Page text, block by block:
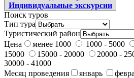
Поиск туров
Тип тура
Туристический район
Цена
менее 1000 1000 - 5000
15000
15000 - 20000 20000 -
30000 - 41000
Месяц проведения
январь